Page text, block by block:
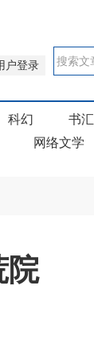
户登录
科幻 书汇
网络文学
院